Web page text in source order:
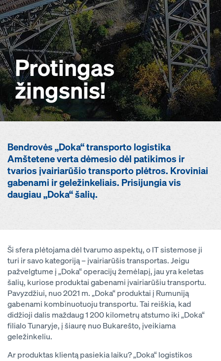
Protingas
žingsnis!
Bendrovės „Doka“ transporto logistika
Amštetene verta dėmesio dėl patikimos ir
tvarios įvairiarūšio transporto plėtros. Kroviniai
gabenami ir geležinkeliais. Prisijungia vis
daugiau „Doka“ šalių.
Ši sfera plėtojama dėl tvarumo aspektų, o IT sistemose ji
turi ir savo kategoriją – įvairiarūšis transportas. Jeigu
pažvelgtume į „Doka“ operacijų žemėlapį, jau yra keletas
šalių, kuriose produktai gabenami įvairiarūšiu transportu.
Pavyzdžiui, nuo 2021 m. „Doka“ produktai į Rumuniją
gabenami kombinuotuoju transportu. Tai reiškia, kad
didžioji dalis maždaug 1 200 kilometrų atstumo iki „Doka“
filialo Tunaryje, į šiaurę nuo Bukarešto, įveikiama
geležinkeliu.
Ar produktas klientą pasiekia laiku? „Doka“ logistikos